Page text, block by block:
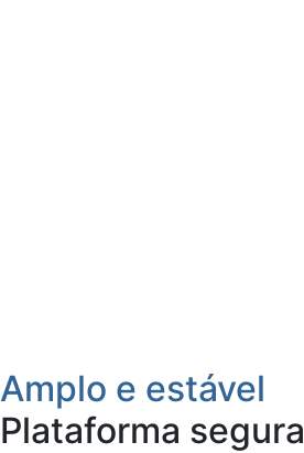
Amplo e estável
Plataforma segura